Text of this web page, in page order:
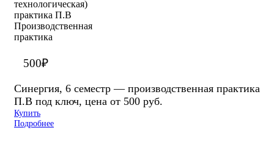
500₽
Синергия, 6 семестр — производственная практика
П.В под ключ, цена от 500 руб.
Купить
Подробнее